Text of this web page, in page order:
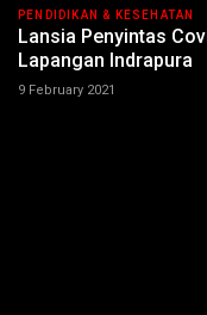
PENDIDIKAN & KESEHATAN
Lansia Penyintas
Lapangan Indrapura
9 February 2021